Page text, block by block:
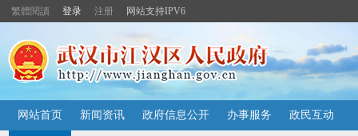
繁體閱讀 登录 注册 网站支持IPV6
网站首页 新闻资讯 政府信息公开 办事服务 政民互动